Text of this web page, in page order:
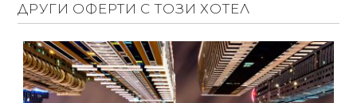
ДРУГИ ОФЕРТИ С ТОЗИ ХОТЕЛ